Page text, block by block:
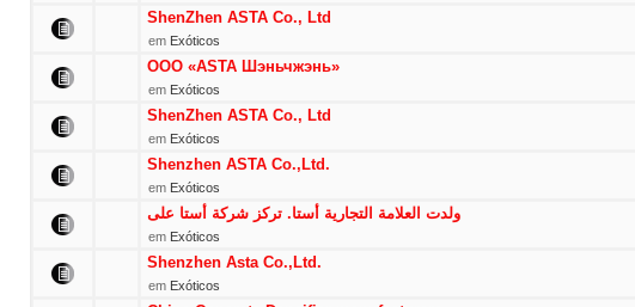
ShenZhen ASTA Co., Ltd
em Exóticos
ООО «ASTA Шэньчжэнь»
em Exóticos
ShenZhen ASTA Co., Ltd
em Exóticos
Shenzhen ASTA Co.,Ltd.
em Exóticos
ولدت العلامة التجارية أستا. تركز شركة أستا على
em Exóticos
Shenzhen Asta Co.,Ltd.
em Exóticos